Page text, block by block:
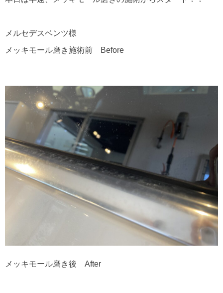
メルセデスベンツ様
メッキモール磨き施術前 Before
メッキモール磨き後 After